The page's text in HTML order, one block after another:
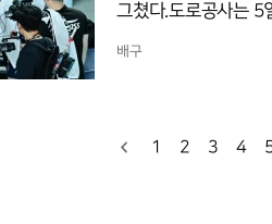
그쳤다.도로공사는 5
라온 3위 GS칼텍스
래 감독대행이 수습
배구
1 2 3 4